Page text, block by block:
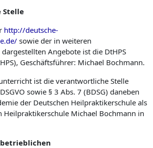
Stelle
http://deutsche-
sowie der in weiteren
Angebote ist die DtHPS
Geschäftsführer: Michael Bochmann.
ist die verantwortliche Stelle
sowie § 3 Abs. 7 (BDSG) daneben
der Deutschen Heilpraktikerschule als
Heilpraktikerschule Michael Bochmann in
betrieblichen